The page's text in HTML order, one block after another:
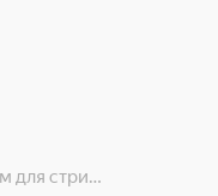
Запчасти к бритвам, машинкам для стрижки, фенам, эпиляторам, зубным щёткам